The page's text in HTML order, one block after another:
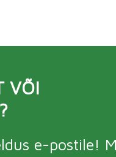
VÕI
e-postile!